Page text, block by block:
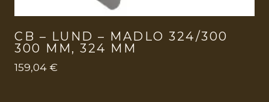
CB – LUND – MADLO 324/300
300 MM, 324 MM
159,04 €